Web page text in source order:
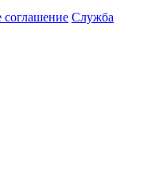
соглашение Служба